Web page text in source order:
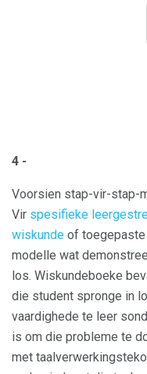
4 -
Voorsien stap-vir-stap-
Vir spesifieke
wiskunde of
modelle wat
los. Wiskundeboeke
die student spronge in
vaardighede te leer
is om die probleme te
met